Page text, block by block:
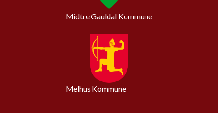
Midtre Gauldal Kommune
Melhus Kommune